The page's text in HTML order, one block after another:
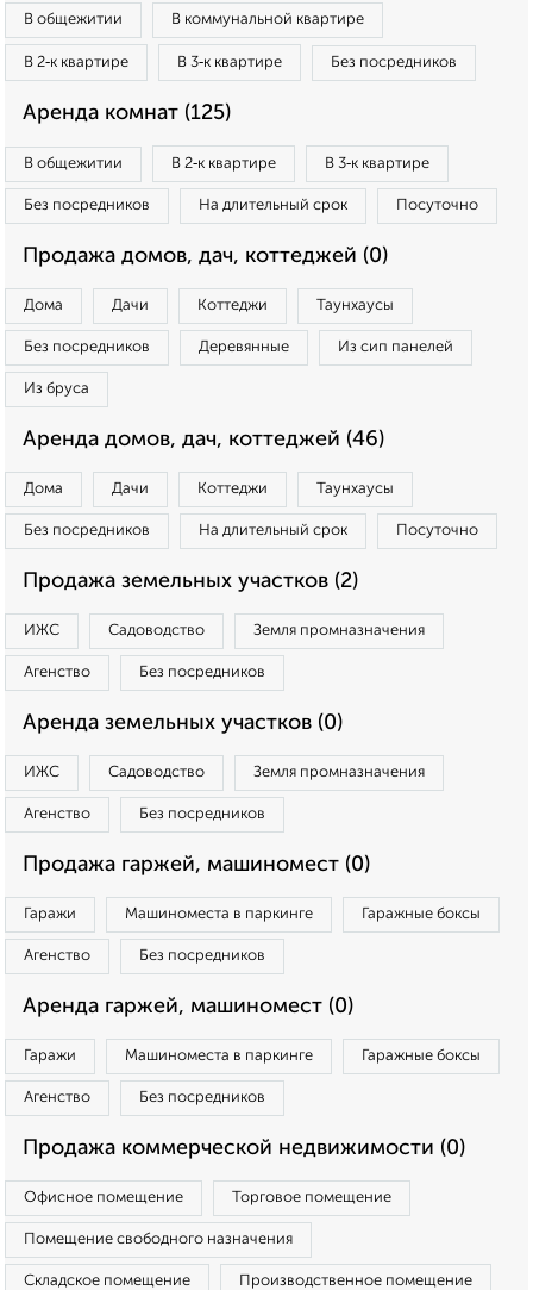
В общежитии В коммунальной квартире
В 2‑к квартире В 3‑к квартире Без посредников
Аренда комнат (125)
В общежитии В 2‑к квартире В 3‑к квартире
Без посредников На длительный срок Посуточно
Продажа домов, дач, коттеджей (0)
Дома Дачи Коттеджи Таунхаусы
Без посредников Деревянные Из сип панелей
Из бруса
Аренда домов, дач, коттеджей (46)
Дома Дачи Коттеджи Таунхаусы
Без посредников На длительный срок Посуточно
Продажа земельных участков (2)
ИЖС Садоводство Земля промназначения
Агенство Без посредников
Аренда земельных участков (0)
ИЖС Садоводство Земля промназначения
Агенство Без посредников
Продажа гаржей, машиномест (0)
Гаражи Машиноместа в паркинге Гаражные боксы
Агенство Без посредников
Аренда гаржей, машиномест (0)
Гаражи Машиноместа в паркинге Гаражные боксы
Агенство Без посредников
Продажа коммерческой недвижимости (0)
Офисное помещение Торговое помещение
Помещение свободного назначения
Складское помещение Производственное помещение